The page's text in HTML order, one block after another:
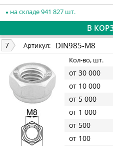
на складе 941 827 шт.
В
7 Артикул: DIN985-M8
Кол-во, шт.
от 30 000
от 10 000
от 5 000
от 1 000
от 500
от 100